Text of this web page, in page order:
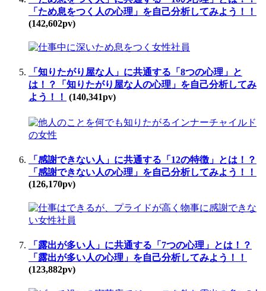
「ため息をつく人の心理」を自己分析してみよう！！
(142,602pv)
「知りたがり屋な人」に共通する「8つの心理」と
は！？「知りたがり屋な人の心理」を自己分析してみ
よう！！ (140,341pv)
「感謝できない人」に共通する「12の特徴」とは！？
「感謝できない人の心理」を自己分析してみよう！！
(126,170pv)
「露出が多い人」に共通する「7つの心理」とは！？
「露出が多い人の心理」を自己分析してみよう！！
(123,882pv)